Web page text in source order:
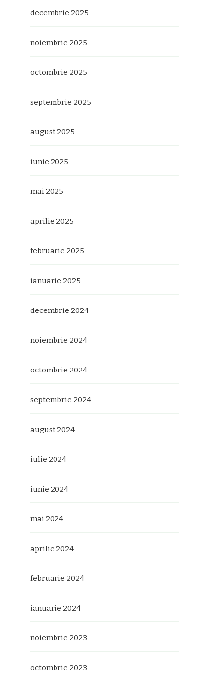
decembrie 2025
noiembrie 2025
octombrie 2025
septembrie 2025
august 2025
iunie 2025
mai 2025
aprilie 2025
februarie 2025
ianuarie 2025
decembrie 2024
noiembrie 2024
octombrie 2024
septembrie 2024
august 2024
iulie 2024
iunie 2024
mai 2024
aprilie 2024
februarie 2024
ianuarie 2024
noiembrie 2023
octombrie 2023